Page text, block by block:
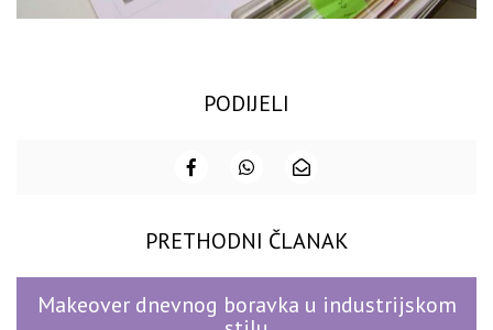
PODIJELI
PRETHODNI ČLANAK
Makeover dnevnog boravka u industrijskom